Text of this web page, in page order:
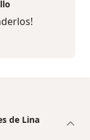
de Lina